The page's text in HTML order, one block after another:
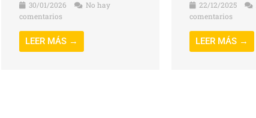
30/01/2026
No hay
comentarios
LEER MÁS →
22/12/2025
comentarios
LEER MÁS →